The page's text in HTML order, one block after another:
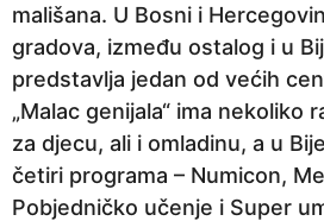
r
j
e
mališana. U Bosni i
gradova, između ostalog i u
predstavlja jedan od većih
„Malac genijala“ ima nekoliko
za djecu, ali i omladinu, a u
četiri programa – Numicon,
Pobjedničko učenje i Super